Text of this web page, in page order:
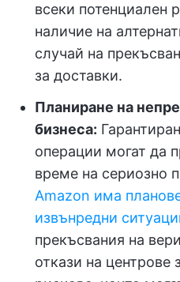
всеки потенциален
наличие на
случай на
за доставки.
Планиране на
бизнеса:
операции могат да
време на сериозно
Amazon има
извънредни
прекъсвания на
откази на центрове